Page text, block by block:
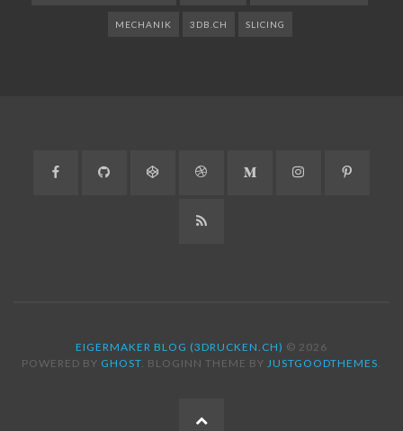
MECHANIK 3DB.CH SLICING
Facebook GitHub CodePen DribbbleMedium Instagram
RSS
EIGERMAKER BLOG (3DRUCKEN.CH) © 2026
POWERED BY GHOST. BLOGINN THEME BY JUSTGOODTHEMES.